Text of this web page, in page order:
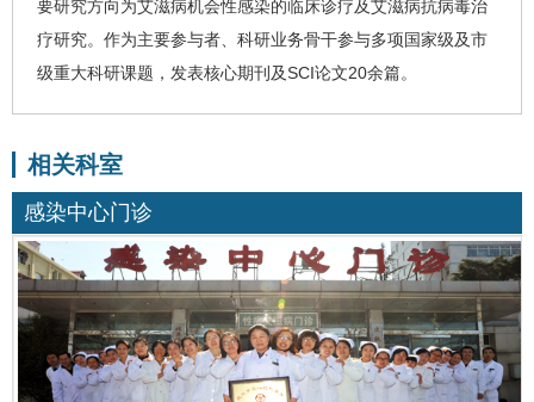
要研究方向为艾滋病机会性感染的临床诊疗及艾滋病抗病毒治
疗研究。作为主要参与者、科研业务骨干参与多项国家级及市
级重大科研课题，发表核心期刊及SCI论文20余篇。
相关科室
感染中心门诊